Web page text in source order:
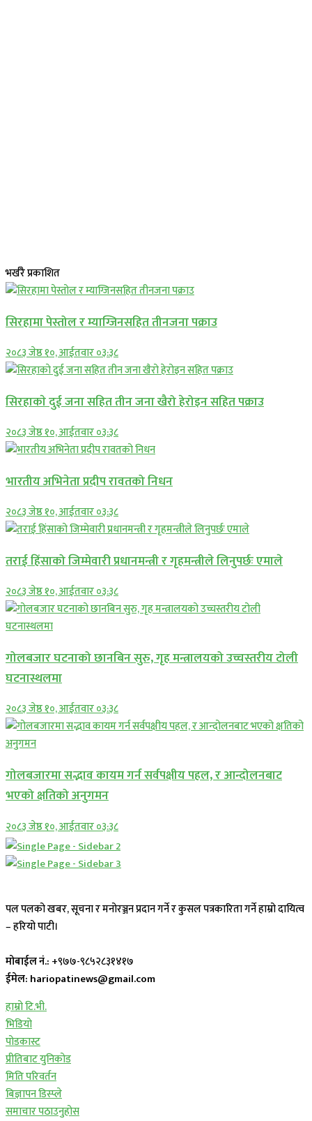
भर्खरै प्रकाशित
सिरहामा पेस्तोल र म्याग्जिनसहित तीनजना पक्राउ
२०८३ जेष्ठ १०, आईतवार ०३:३८
सिरहाकाे दुई जना सहित तीन जना खैरो हेरोइन सहित पक्राउ
२०८३ जेष्ठ १०, आईतवार ०३:३८
भारतीय अभिनेता प्रदीप रावतको निधन
२०८३ जेष्ठ १०, आईतवार ०३:३८
तराई हिंसाको जिम्मेवारी प्रधानमन्त्री र गृहमन्त्रीले लिनुपर्छः एमाले
२०८३ जेष्ठ १०, आईतवार ०३:३८
गोलबजार घटनाको छानबिन सुरु, गृह मन्त्रालयको उच्चस्तरीय टोली
घटनास्थलमा
२०८३ जेष्ठ १०, आईतवार ०३:३८
गोलबजारमा सद्भाव कायम गर्न सर्वपक्षीय पहल, र आन्दोलनबाट
भएको क्षतिको अनुगमन
२०८३ जेष्ठ १०, आईतवार ०३:३८
पल पलको खबर, सूचना र मनोरञ्जन प्रदान गर्ने र कुसल पत्रकारिता गर्ने हाम्रो दायित्व
– हरियो पाटी।
मोबाईल नं.: +९७७-९८५२८३१४१७
ईमेल: hariopatinews@gmail.com
हाम्रो टि.भी.
भिडियो
पोडकास्ट
प्रीतिबाट युनिकोड
मिति परिवर्तन
बिज्ञापन डिस्प्ले
समाचार पठाउनुहोस